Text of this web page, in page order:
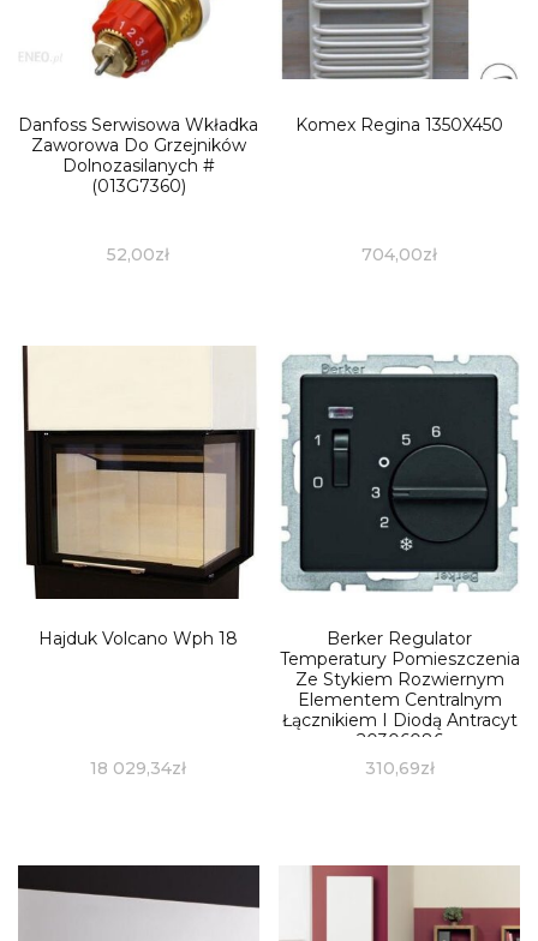
Danfoss Serwisowa Wkładka
Zaworowa Do Grzejników
Dolnozasilanych #
(013G7360)
52,00zł
Komex Regina 1350X450
704,00zł
Hajduk Volcano Wph 18
18 029,34zł
Berker Regulator
Temperatury Pomieszczenia
Ze Stykiem Rozwiernym
Elementem Centralnym
Łącznikiem I Diodą Antracyt
20306086
310,69zł